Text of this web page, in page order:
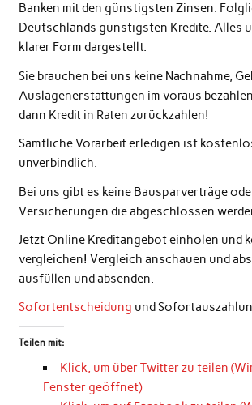
Banken mit den günstigsten Zinsen.
Deutschlands günstigsten Kredite. Alles
klarer Form dargestellt.
Sie brauchen bei uns keine Nachnahme,
Auslagenerstattungen im voraus
dann Kredit in Raten zurückzahlen!
Sämtliche Vorarbeit erledigen ist
unverbindlich.
Bei uns gibt es keine Bausparverträge
Versicherungen die abgeschlossen
Jetzt Online Kreditangebot einholen und
vergleichen! Vergleich anschauen und
ausfüllen und absenden.
Sofortentscheidung und
Teilen mit:
Klick, um über Twitter zu teilen
Fenster geöffnet)